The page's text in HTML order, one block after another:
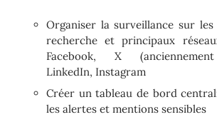
Organiser la surveillance sur
recherche et principaux
Facebook, X
LinkedIn, Instagram
Créer un tableau de bord
les alertes et mentions sensibles